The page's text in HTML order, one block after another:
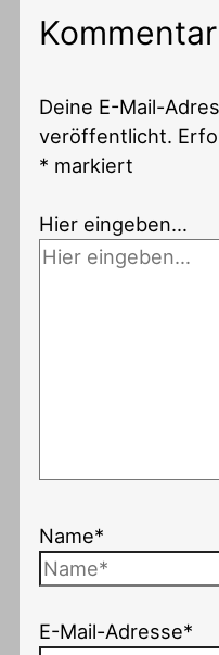
Kommentar
Deine E-Mail-
veröffentlicht.
* markiert
Hier eingeben…
Name*
E-Mail-Adresse*